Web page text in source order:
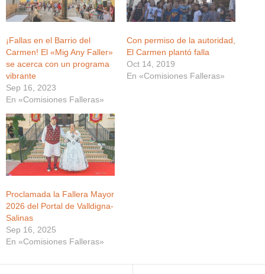
¡Fallas en el Barrio del
Carmen! El «Mig Any Faller»
se acerca con un programa
vibrante
Sep 16, 2023
En «Comisiones Falleras»
Con permiso de la autoridad,
El Carmen plantó falla
Oct 14, 2019
En «Comisiones Falleras»
Proclamada la Fallera Mayor
2026 del Portal de Valldigna-
Salinas
Sep 16, 2025
En «Comisiones Falleras»